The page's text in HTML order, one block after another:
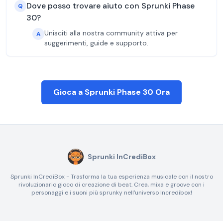
Q Dove posso trovare aiuto con Sprunki Phase
30?
A Unisciti alla nostra community attiva per
suggerimenti, guide e supporto.
Gioca a Sprunki Phase 30 Ora
Sprunki InCrediBox
Sprunki InCrediBox - Trasforma la tua esperienza musicale con il nostro
rivoluzionario gioco di creazione di beat. Crea, mixa e groove con i
personaggi e i suoni più sprunky nell'universo Incredibox!